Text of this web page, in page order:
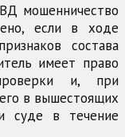
мошенничество
если в ходе
состава
имеет право
и, при
в вышестоящих
суде в течение